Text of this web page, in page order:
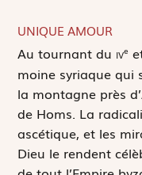
UNIQUE AMOUR
Au tournant du ive
moine syriaque qui
la montagne près
de Homs. La
ascétique, et les
Dieu le rendent